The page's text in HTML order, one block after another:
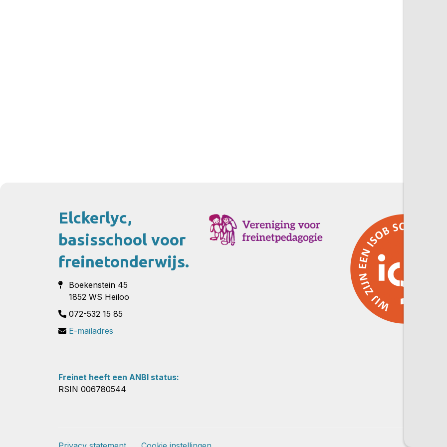
Elckerlyc,
basisschool voor
freinetonderwijs.
Boekenstein 45
1852 WS Heiloo
072-532 15 85
E-mailadres
Freinet heeft een ANBI status:
RSIN 006780544